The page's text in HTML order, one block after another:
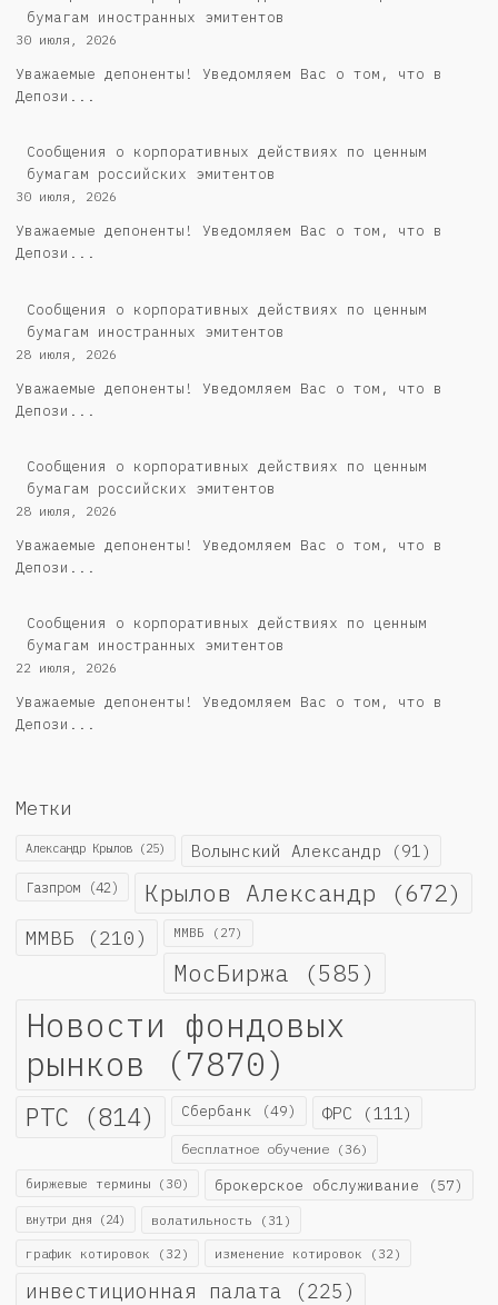
бумагам иностранных эмитентов
30 июля, 2026
Уважаемые депоненты! Уведомляем Вас о том, что в
Депози...
Cообщения о корпоративных действиях по ценным
бумагам российских эмитентов
30 июля, 2026
Уважаемые депоненты! Уведомляем Вас о том, что в
Депози...
Сообщения о корпоративных действиях по ценным
бумагам иностранных эмитентов
28 июля, 2026
Уважаемые депоненты! Уведомляем Вас о том, что в
Депози...
Cообщения о корпоративных действиях по ценным
бумагам российских эмитентов
28 июля, 2026
Уважаемые депоненты! Уведомляем Вас о том, что в
Депози...
Сообщения о корпоративных действиях по ценным
бумагам иностранных эмитентов
22 июля, 2026
Уважаемые депоненты! Уведомляем Вас о том, что в
Депози...
Метки
Александр Крылов (25) Волынский Александр (91)
Газпром (42) Крылов Александр (672)
ММВБ (210) ММВБ (27)
МосБиржа (585)
Новости фондовых
рынков (7870)
РТС (814) Сбербанк (49) ФРС (111)
бесплатное обучение (36)
биржевые термины (30) брокерское обслуживание (57)
внутри дня (24) волатильность (31)
график котировок (32) изменение котировок (32)
инвестиционная палата (225)